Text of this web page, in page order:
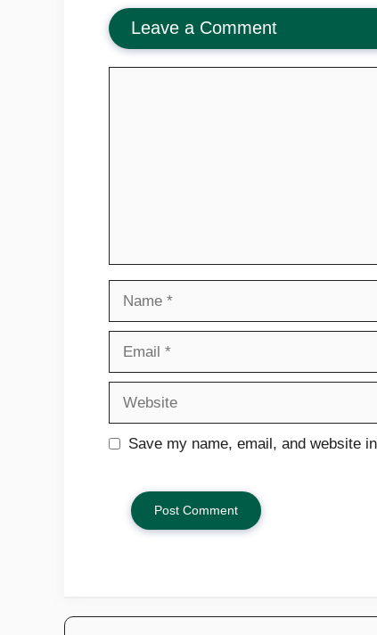
Leave a Comment
Save my name, email, and website